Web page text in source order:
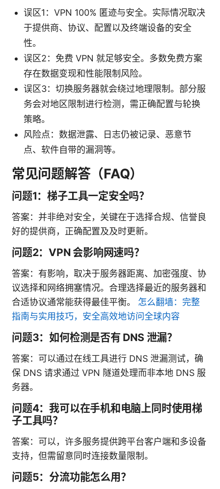
误区1：VPN 100% 匿迹与安全。实际情况取决
于提供商、协议、配置以及终端设备的安全
性。
误区2：免费 VPN 就足够安全。多数免费方案
存在数据变现和性能限制风险。
误区3：切换服务器就会绕过地理限制。部分服
务会对地区限制进行检测，需正确配置与轮换
策略。
风险点：数据泄露、日志仍被记录、恶意节
点、软件自带的漏洞等。
常见问题解答（FAQ）
问题1：梯子工具一定安全吗？
答案：并非绝对安全，关键在于选择合规、信誉良
好的提供商，正确配置及及时更新。
问题2：VPN 会影响网速吗？
答案：有影响，取决于服务器距离、加密强度、协
议选择和网络拥塞情况。合理选择最近的服务器和
合适协议通常能获得最佳平衡。 怎么翻墙：完整
指南与实用技巧，安全高效地访问全球内容
问题3：如何检测是否有 DNS 泄漏？
答案：可以通过在线工具进行 DNS 泄漏测试，确
保 DNS 请求通过 VPN 隧道处理而非本地 DNS 服
务器。
问题4：我可以在手机和电脑上同时使用梯
子工具吗？
答案：可以，许多服务提供跨平台客户端和多设备
支持，但需留意同时连接数量限制。
问题5：分流功能怎么用？